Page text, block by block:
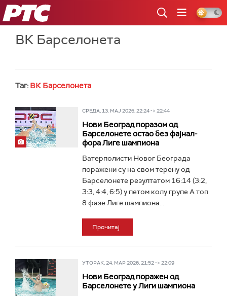
РТС
ВК Барселонета
Таг: ВК Барселонета
СРЕДА, 13. МАЈ 2026, 22:24 -> 22:44
Нови Београд поразом од
Барселонете остао без фајнал-
фора Лиге шампиона
Ватерполисти Новог Београда
поражени су на свом терену од
Барселонете резултатом 16:14 (3:2,
3:3, 4:4, 6:5) у петом колу групе А топ
8 фазе Лиге шампиона...
Прочитај
УТОРАК, 24. МАР 2026, 21:52 -> 22:09
Нови Београд поражен од
Барселонете у Лиги шампиона